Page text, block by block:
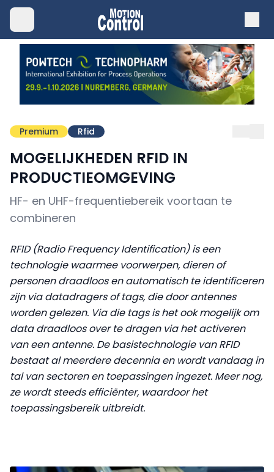
Premium Rfid
MOGELIJKHEDEN RFID IN
PRODUCTIEOMGEVING
HF- en UHF-frequentiebereik voortaan te
combineren
RFID (Radio Frequency Identification) is een
technologie waarmee voorwerpen, dieren of
personen draadloos en automatisch te identificeren
zijn via datadragers of tags, die door antennes
worden gelezen. Via die tags is het ook mogelijk om
data draadloos over te dragen via het activeren
van een antenne. De basistechnologie van RFID
bestaat al meerdere decennia en wordt vandaag in
tal van sectoren en toepassingen ingezet. Meer nog,
ze wordt steeds efficiënter, waardoor het
toepassingsbereik uitbreidt.